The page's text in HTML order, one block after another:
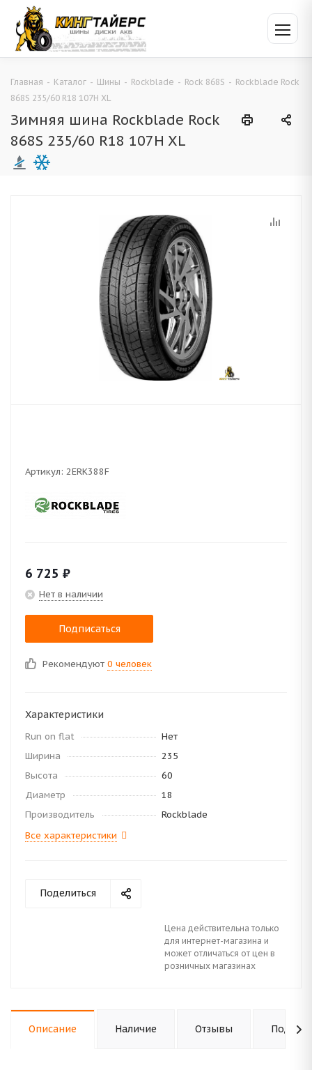
Главная - Каталог - Шины - Rockblade - Rock 868S - Rockblade Rock
868S 235/60 R18 107H XL
Зимняя шина Rockblade Rock
868S 235/60 R18 107H XL
Артикул: 2ERK388F
6 725 ₽
Нет в наличии
Подписаться
Рекомендуют 0 человек
Характеристики
Run on flat
Нет
Ширина
235
Высота
60
Диаметр
18
Производитель
Rockblade
Все характеристики
Поделиться
Цена действительна только
для интернет-магазина и
может отличаться от цен в
розничных магазинах
Описание Наличие Отзывы